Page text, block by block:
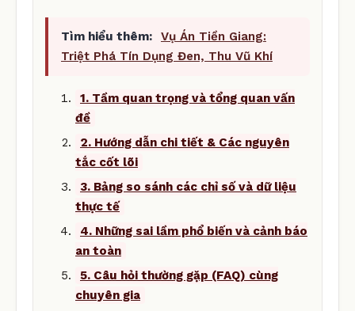
Tìm hiểu thêm:
Vụ Án Tiền Giang:
Triệt Phá Tín Dụng Đen, Thu Vũ Khí
1. Tầm quan trọng và tổng quan vấn
đề
2. Hướng dẫn chi tiết & Các nguyên
tắc cốt lõi
3. Bảng so sánh các chỉ số và dữ liệu
thực tế
4. Những sai lầm phổ biến và cảnh báo
an toàn
5. Câu hỏi thường gặp (FAQ) cùng
chuyên gia